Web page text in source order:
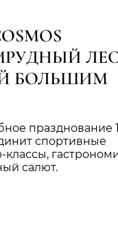
БОЛЬШИМ
празднование
спортивные
классы,
салют.